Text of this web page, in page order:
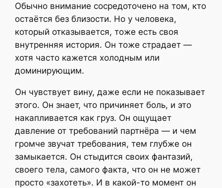
Обычно внимание сосредоточено на том, кто
остаётся без близости. Но у человека,
который отказывается, тоже есть своя
внутренняя история. Он тоже страдает —
хотя часто кажется холодным или
доминирующим.
Он чувствует вину, даже если не показывает
этого. Он знает, что причиняет боль, и это
накапливается как груз. Он ощущает
давление от требований партнёра — и чем
громче звучат требования, тем глубже он
замыкается. Он стыдится своих фантазий,
своего тела, самого факта, что он не может
просто «захотеть». И в какой-то момент он